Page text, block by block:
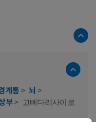
계통> 뇌 >
부> 고삐다리사이로